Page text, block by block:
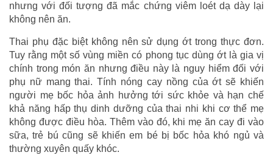
nhưng với đối tượng đã mắc chứng viêm loét dạ dày lại
không nên ăn.
Thai phụ đặc biệt không nên sử dụng ớt trong thực đơn.
Tuy rằng một số vùng miền có phong tục dùng ớt là gia vị
chính trong món ăn nhưng điều này là nguy hiểm đối với
phụ nữ mang thai. Tính nóng cay nồng của ớt sẽ khiến
người mẹ bốc hỏa ảnh hưởng tới sức khỏe và hạn chế
khả năng hấp thụ dinh dưỡng của thai nhi khi cơ thể mẹ
không được điều hòa. Thêm vào đó, khi mẹ ăn cay đi vào
sữa, trẻ bú cũng sẽ khiến em bé bị bốc hỏa khó ngủ và
thường xuyên quấy khóc.